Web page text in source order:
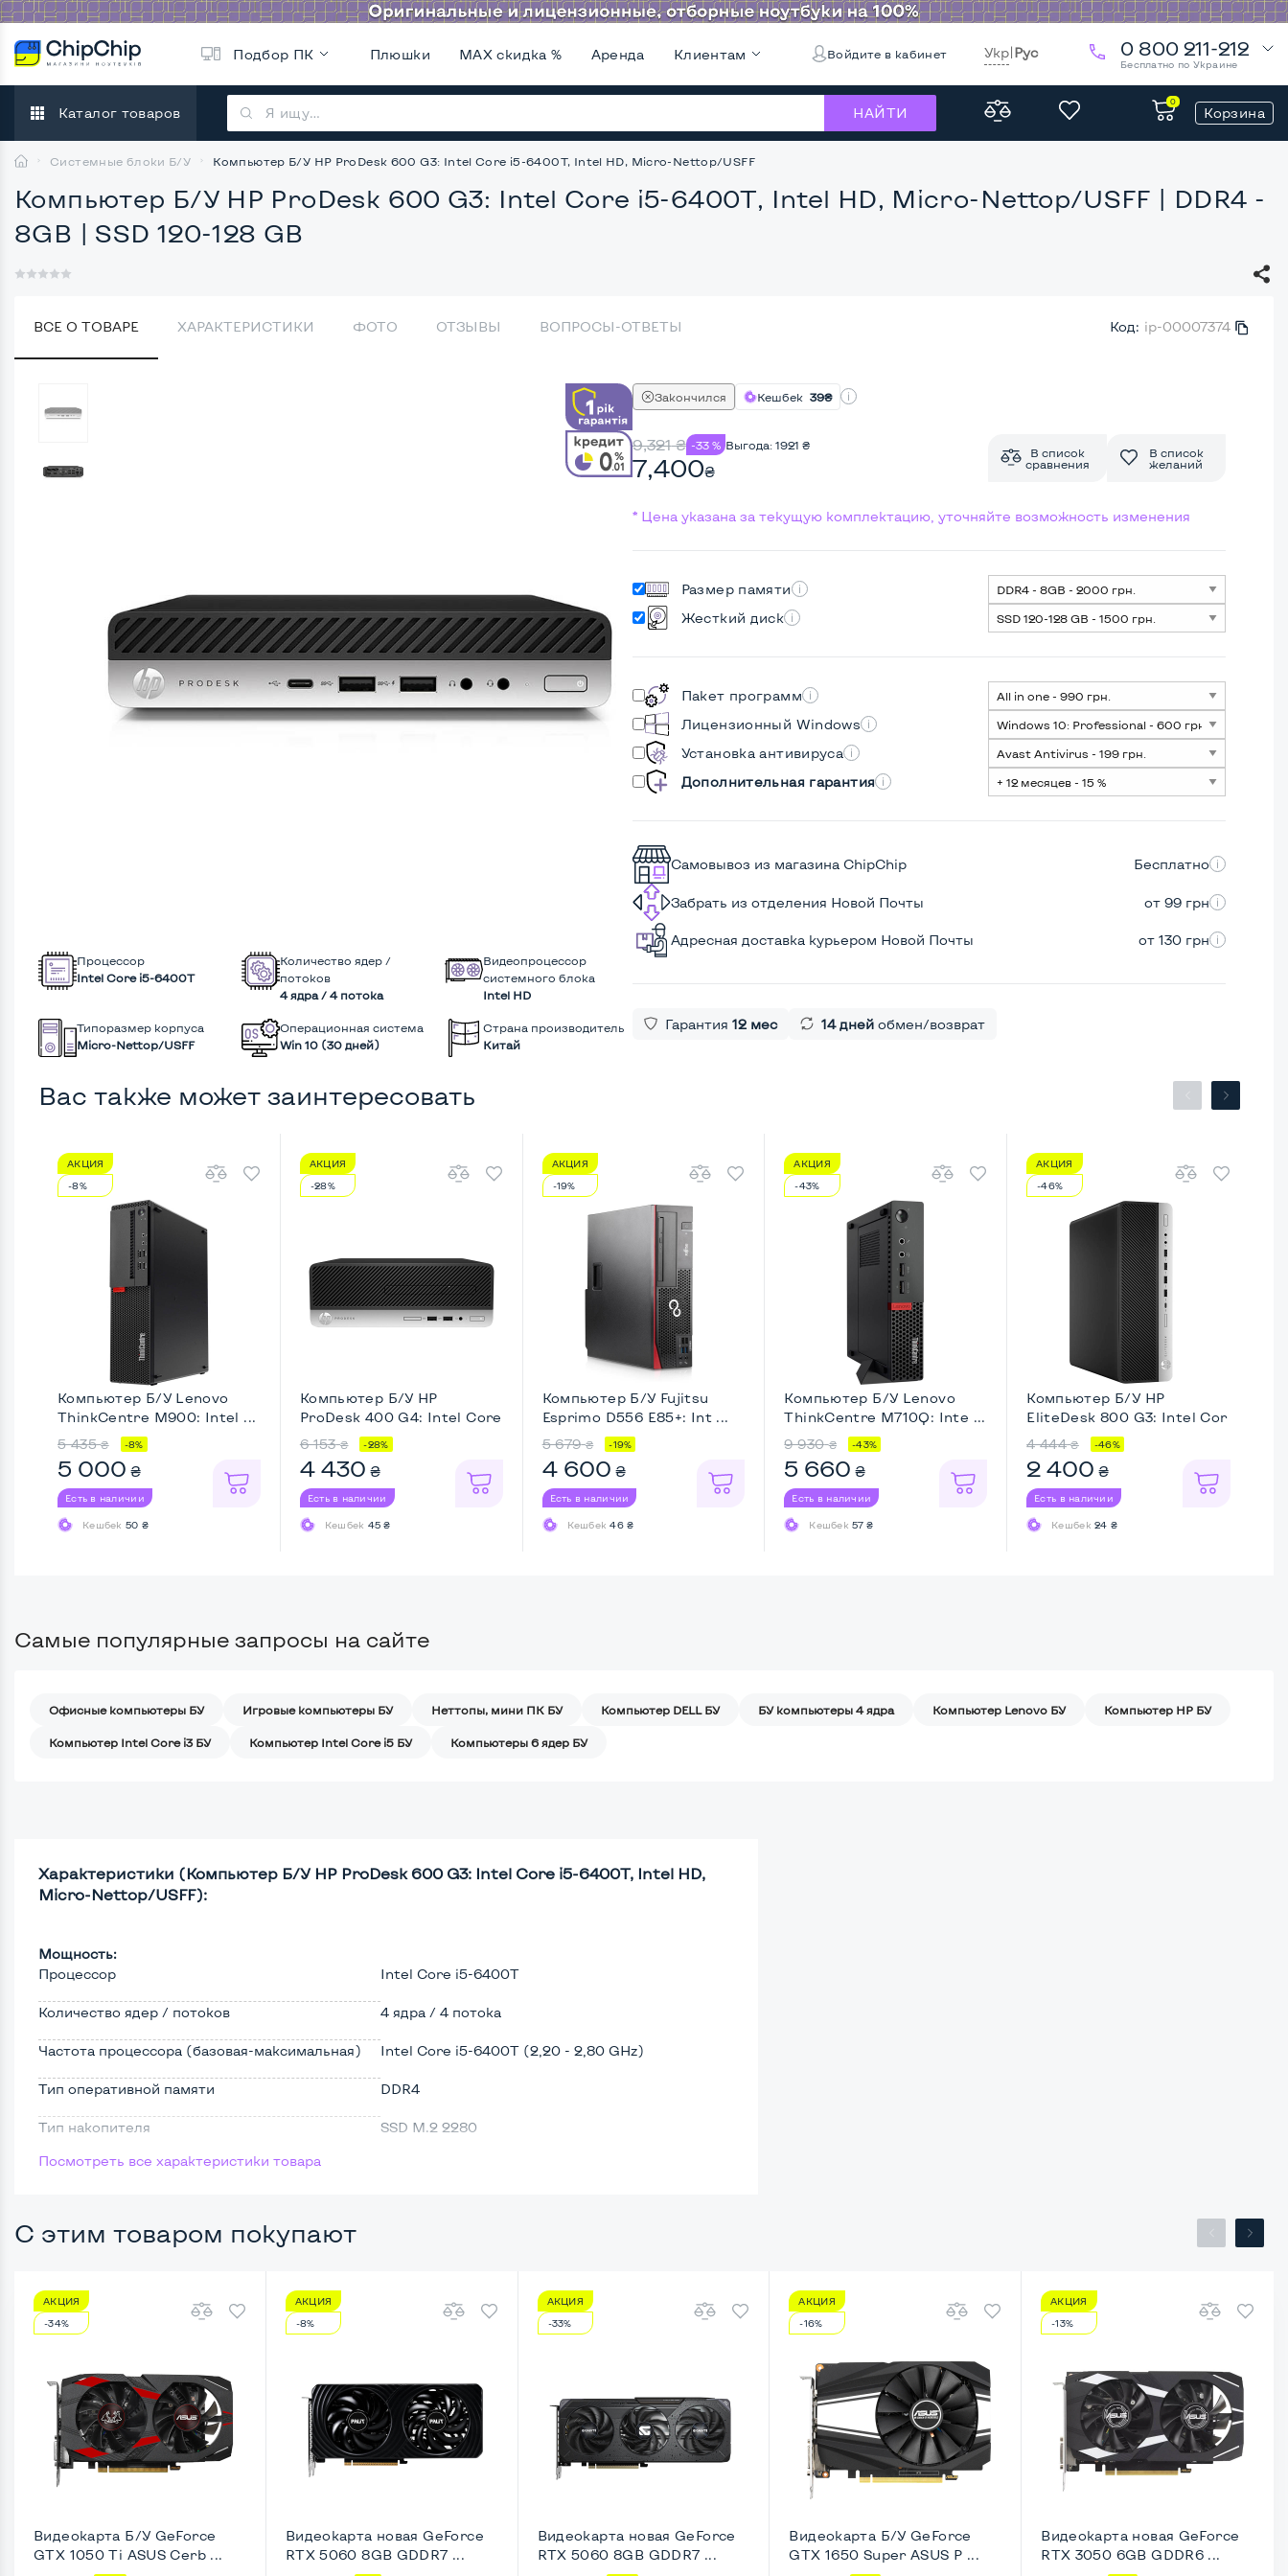
Подбор ПК Плюшки MAX скидка % Аренда Клиентам Войдите в кабинет Укр|Рус 0 800 211-212
Бесплатно по Украине
Каталог товаров НАЙТИ
0
Корзина
Системные блоки Б/У Компьютер Б/У HP ProDesk 600 G3: Intel Core i5-6400T, Intel HD, Micro-Nettop/USFF
Компьютер Б/У HP ProDesk 600 G3: Intel Core i5-6400T, Intel HD, Micro-Nettop/USFF | DDR4 -
8GB | SSD 120-128 GB
ВСЕ О ТОВАРЕ ХАРАКТЕРИСТИКИ ФОТО ОТЗЫВЫ ВОПРОСЫ-ОТВЕТЫ Код: ip-00007374
Процессор
Intel Core i5-6400T
Количество ядер /
потоков
4 ядра / 4 потока
Видеопроцессор
системного блока
Intel HD
Типоразмер корпуса
Micro-Nettop/USFF
Операционная система
Win 10 (30 дней)
Страна производитель
Китай
Закончился Кешбек 39₴
9,321₴ -33 % Выгода: 1921 ₴
7,400₴
В список
сравнения
В список
желаний
* Цена указана за текущую комплектацию, уточняйте возможность изменения
Размер памяти
Жесткий диск
Пакет программ
Лицензионный Windows
Установка антивируса
Дополнительная гарантия
Самовывоз из магазина ChipChip Бесплатно
Забрать из отделения Новой Почты от 99 грн
Адресная доставка курьером Новой Почты от 130 грн
Гарантия 12 мес 14 днейобмен/возврат
Вас также может заинтересовать
АКЦИЯ
-8%
Компьютер Б/У Lenovo
ThinkCentre M900: Intel ...
5 435 ₴ -8%
5 000 ₴
Есть в наличии
Кешбек 50 ₴
АКЦИЯ
-28%
Компьютер Б/У HP
ProDesk 400 G4: Intel Core
...
6 153 ₴ -28%
4 430 ₴
Есть в наличии
Кешбек 45 ₴
АКЦИЯ
-19%
Компьютер Б/У Fujitsu
Esprimo D556 E85+: Int ...
5 679 ₴ -19%
4 600 ₴
Есть в наличии
Кешбек46 ₴
АКЦИЯ
-43%
Компьютер Б/У Lenovo
ThinkCentre M710Q: Inte ...
9 930 ₴ -43%
5 660 ₴
Есть в наличии
Кешбек57 ₴
АКЦИЯ
-46%
Компьютер Б/У HP
EliteDesk 800 G3: Intel Cor
...
4 444 ₴ -46%
2 400 ₴
Есть в наличии
Кешбек24 ₴
Самые популярные запросы на сайте
Офисные компьютеры БУ Игровые компьютеры БУ Неттопы, мини ПК БУ Компьютер DELL БУ БУ компьютеры 4 ядра Компьютер Lenovo БУ Компьютер HP БУ
Компьютер Intel Core i3 БУ Компьютер Intel Core i5 БУ Компьютеры 6 ядер БУ
Характеристики (Компьютер Б/У HP ProDesk 600 G3: Intel Core i5-6400T, Intel HD,
Micro-Nettop/USFF):
Мощность:
Процессор
Intel Core i5-6400T
Количество ядер / потоков 4 ядра / 4 потока
Частота процессора (базовая-максимальная) Intel Core i5-6400T (2,20 - 2,80 GHz)
Тип оперативной памяти DDR4
Тип накопителя SSD M.2 2280
Размер памяти
Возможности видеокарты:
Тип видеокарты
Встроенный
Размер видеопамяти, Гб Динамический
Удобство пользования:
Крепление на монитор сзади Да
Посмотреть все характеристики товара
С этим товаром покупают
АКЦИЯ
-34%
Видеокарта Б/У GeForce
GTX 1050 Ti ASUS Cerb ...
АКЦИЯ
-8%
Видеокарта новая GeForce
RTX 5060 8GB GDDR7 ...
АКЦИЯ
-33%
Видеокарта новая GeForce
RTX 5060 8GB GDDR7 ...
АКЦИЯ
-16%
Видеокарта Б/У GeForce
GTX 1650 Super ASUS P ...
АКЦИЯ
-13%
Видеокарта новая GeForce
RTX 3050 6GB GDDR6 ...